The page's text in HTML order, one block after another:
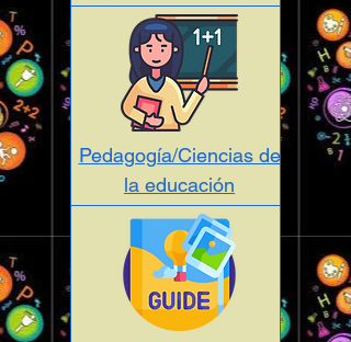
Pedagogía/Ciencias de
la educación